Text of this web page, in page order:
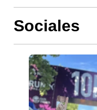
Sociales